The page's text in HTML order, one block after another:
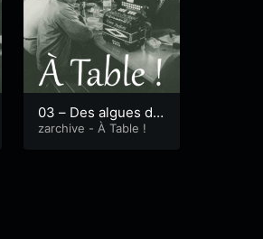
03 – Des algues da
ns l’assiette – part.1
zarchive - À Table !